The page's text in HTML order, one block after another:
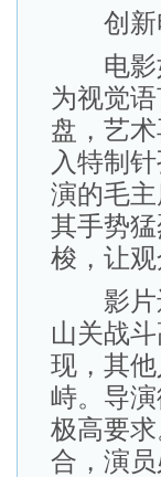
创新
电影如
为视觉
盘，艺
入特制
演的毛
其手势
梭，让
影片还
山关战
现，其
峙。导
极高要
合，演